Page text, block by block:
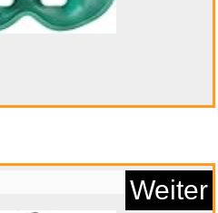
Anzeige
Weiter